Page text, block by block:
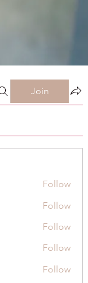
Join
Follow
Follow
Follow
Follow
Follow